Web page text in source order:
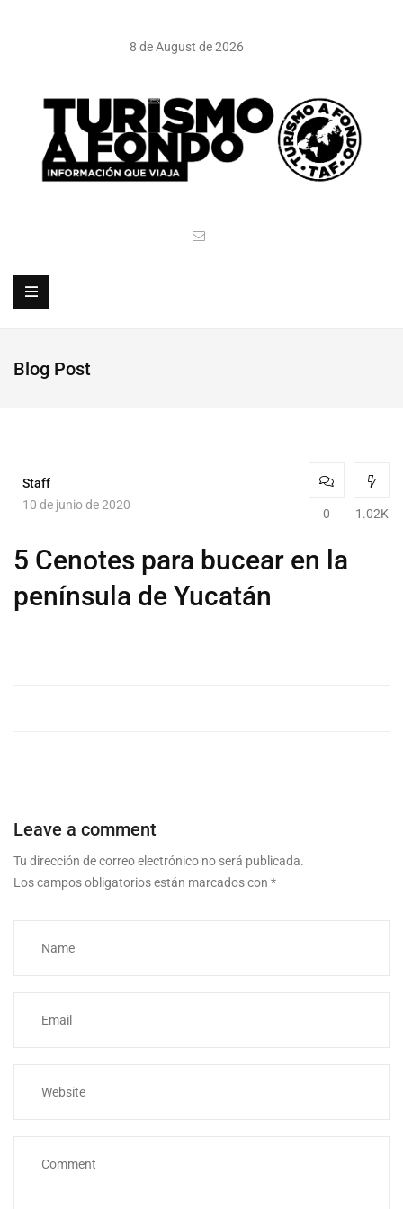
8 de August de 2026
Blog Post
Staff
10 de junio de 2020
0 1.02K
5 Cenotes para bucear en la
península de Yucatán
Leave a comment
Tu dirección de correo electrónico no será publicada.
Los campos obligatorios están marcados con *